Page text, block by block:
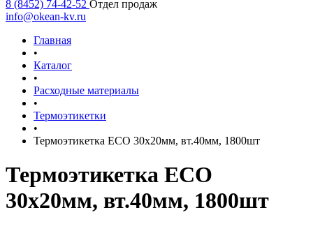
8 (8452) 74-42-52 Отдел продаж
info@okean-kv.ru
Главная
•
Каталог
•
Расходные материалы
•
Термоэтикетки
•
Термоэтикетка ECO 30х20мм, вт.40мм, 1800шт
Термоэтикетка ECO
30х20мм, вт.40мм, 1800шт